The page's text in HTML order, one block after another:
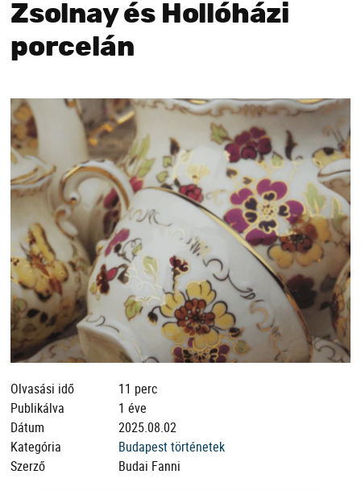
Zsolnay és Hollóházi
porcelán
Olvasási idő
11 perc
Publikálva
1 éve
Dátum
2025.08.02
Kategória
Budapest történetek
Szerző
Budai Fanni